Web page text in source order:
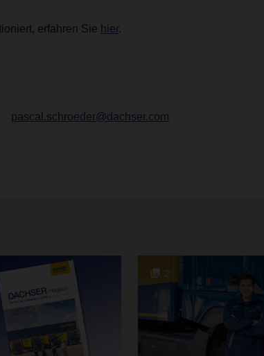
erfahren Sie hier.
pascal.schroeder@dachser.com
2